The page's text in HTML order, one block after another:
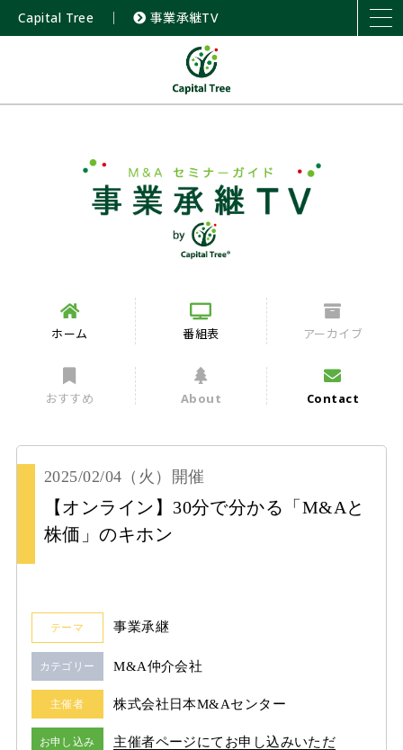
Capital Tree ｜ 事業承継TV
ホーム 番組表 アーカイブ
おすすめ About Contact
2025/02/04 （火） 開催
【オンライン】30分で分かる「M&Aと
株価」のキホン
カテゴリー M&A仲介会社
テーマ 事業承継
主催者 株式会社日本M&Aセンター
お申し込み
主催者ページにてお申し込みいただ